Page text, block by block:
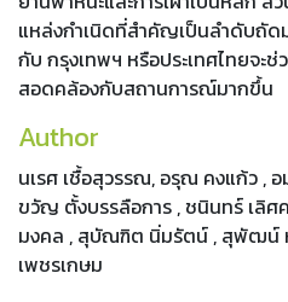
แหล่งกําเนิดที่สําคัญเป็นลําดับถัด
กับ กรุงเทพฯ หรือประเทศไทยจะช่
สอดคล้องกับสถานการณ์มากขึ้น
Author
นเรศ เชื้อสุวรรณ, อรุณ คงแก้ว ,
ขวัญ ตั้งบรรลือการ , ชนินทร์ เลิ
มงคล , สุบัณฑิต นิ่มรัตน์ , สุพัฒน์
เพชรเกษม